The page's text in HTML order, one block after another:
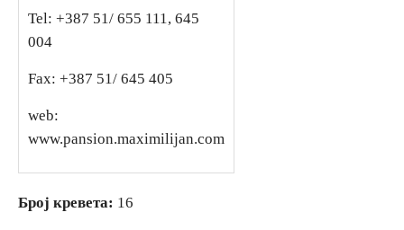
Еко туризам
Гастрономија
Сеоски туризам
Tel: +387 51/ 655 111, 645
004
Fax: +387 51/ 645 405
web:
www.pansion.maximilijan.com
Број кревета: 16